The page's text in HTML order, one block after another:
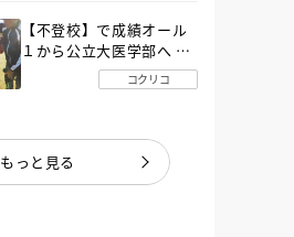
【不登校】で成績オール
１から公立大医学部へ 中
２で起立性調節障害「治
るまで３年」の診断 その
コクリコ
もっと見る